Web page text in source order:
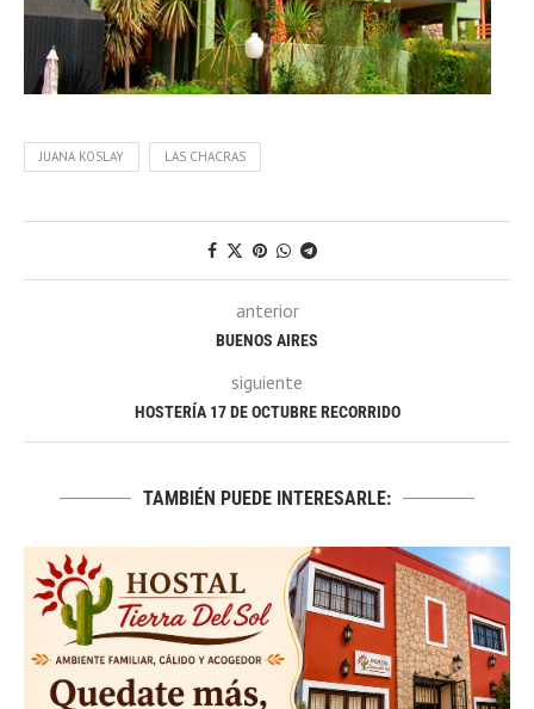
JUANA KOSLAY LAS CHACRAS
anterior
BUENOS AIRES
siguiente
HOSTERÍA 17 DE OCTUBRE RECORRIDO
TAMBIÉN PUEDE INTERESARLE: